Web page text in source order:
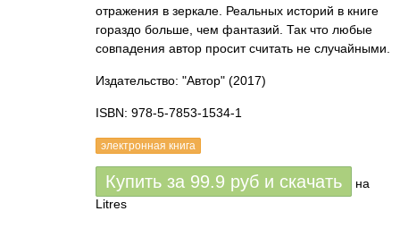
отражения в зеркале. Реальных историй в книге
гораздо больше, чем фантазий. Так что любые
совпадения автор просит считать не случайными.
Издательство: "Автор" (2017)
ISBN: 978-5-7853-1534-1
электронная книга
Купить за 99.9 руб и скачать
на
Litres